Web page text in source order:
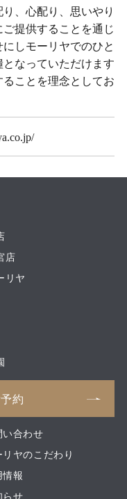
、心配り、思いやり
提供することを通じ
しモーリヤでのひと
となっていただけます
ることを理念としてお
店
リヤ
約
い合わせ
リヤのこだわり
情報
らせ